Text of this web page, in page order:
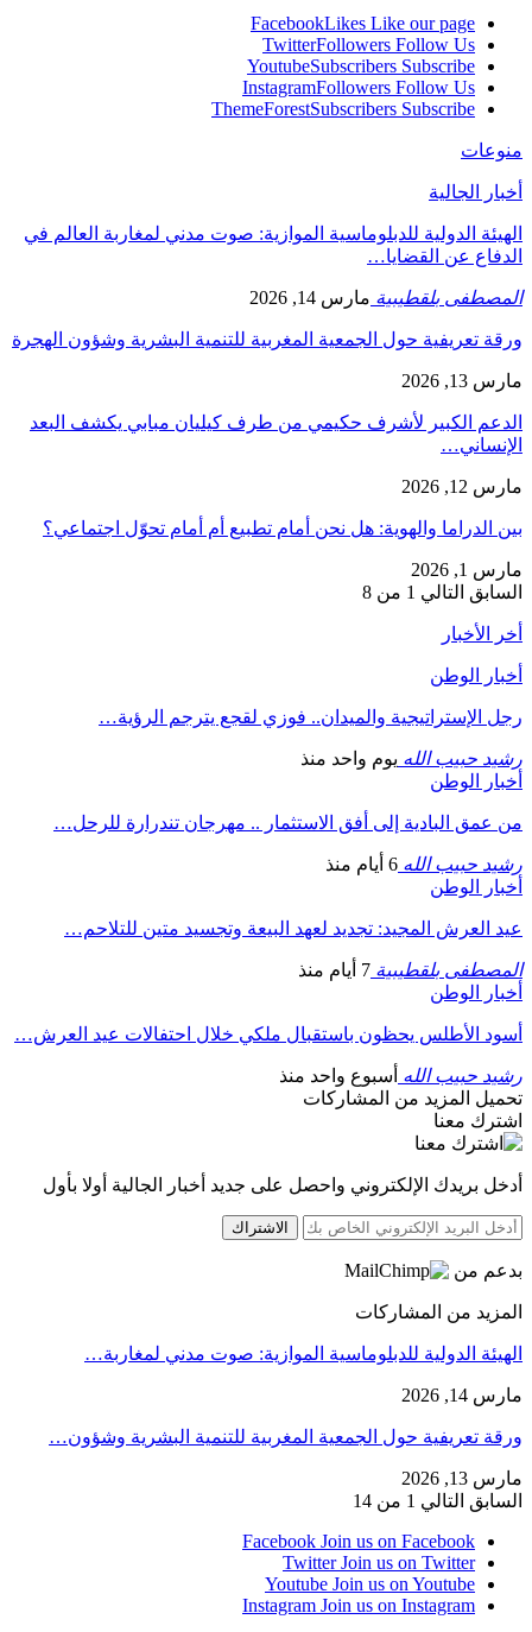
FacebookLikes Like our page
TwitterFollowers Follow Us
YoutubeSubscribers Subscribe
InstagramFollowers Follow Us
ThemeForestSubscribers Subscribe
منوعات
أخبار الجالية
الهيئة الدولية للدبلوماسية الموازية: صوت مدني لمغاربة العالم في
الدفاع عن القضايا…
المصطفى بلقطيبية مارس 14, 2026
ورقة تعريفية حول الجمعية المغربية للتنمية البشرية وشؤون الهجرة
مارس 13, 2026
الدعم الكبير لأشرف حكيمي من طرف كيليان مبابي يكشف البعد
الإنساني…
مارس 12, 2026
بين الدراما والهوية: هل نحن أمام تطبيع أم أمام تحوّل اجتماعي؟
مارس 1, 2026
السابق التالي 1 من 8
أخر الأخبار
أخبار الوطن
رجل الإستراتيجية والميدان.. فوزي لقجع يترجم الرؤية…
رشيد حبيب الله يوم واحد منذ
أخبار الوطن
من عمق البادية إلى أفق الاستثمار .. مهرجان تندرارة للرحل…
رشيد حبيب الله 6 أيام منذ
أخبار الوطن
عيد العرش المجيد: تجديد لعهد البيعة وتجسيد متين للتلاحم…
المصطفى بلقطيبية 7 أيام منذ
أخبار الوطن
أسود الأطلس يحظون باستقبال ملكي خلال احتفالات عيد العرش…
رشيد حبيب الله أسبوع واحد منذ
تحميل المزيد من المشاركات
اشترك معنا
أدخل بريدك الإلكتروني واحصل على جديد أخبار الجالية أولا بأول
الاشتراك
بدعم من
المزيد من المشاركات
الهيئة الدولية للدبلوماسية الموازية: صوت مدني لمغاربة…
مارس 14, 2026
ورقة تعريفية حول الجمعية المغربية للتنمية البشرية وشؤون…
مارس 13, 2026
السابق التالي 1 من 14
Facebook Join us on Facebook
Twitter Join us on Twitter
Youtube Join us on Youtube
Instagram Join us on Instagram